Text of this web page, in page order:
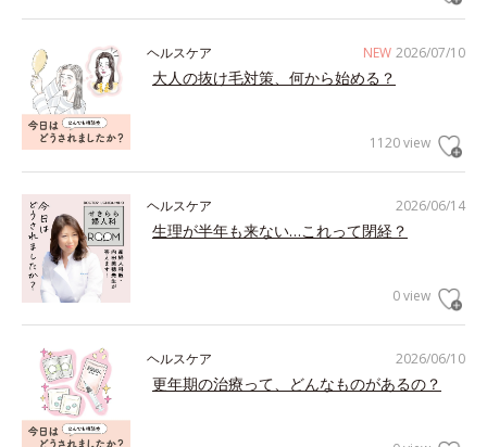
NEW 2026/07/10
ヘルスケア
大人の抜け毛対策、何から始める？
1120 view
2026/06/14
ヘルスケア
生理が半年も来ない…これって閉経？
0 view
2026/06/10
ヘルスケア
更年期の治療って、どんなものがあるの？